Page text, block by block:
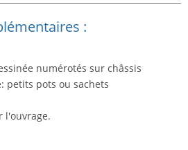
:
numérotés sur châssis
petits pots ou sachets
l'ouvrage.